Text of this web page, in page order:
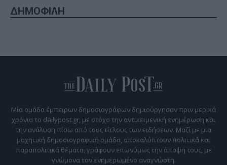
ΔΗΜΟΦΙΛΗ
Μία ομάδα έμπειρων δημοσιογράφων δημιούργησαν πριν μερικά
χρόνια το dailypost.gr, με στόχο την αντικειμενική ενημέρωση και
την ανάλυση πίσω από τους τίτλους των ειδήσεων. Μαζί με μια
μαχητική δημοσιογραφική ομάδα, αποκαλύπτουν πολιτικά και
παραπολιτικά θέματα, γράφουν επωνύμως την άποψη τους, με
γνώμονα τον ενημερωμένο αναγνώστη.